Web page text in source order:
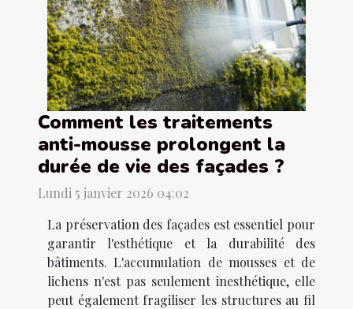
Comment les traitements
anti-mousse prolongent la
durée de vie des façades ?
Lundi 5 janvier 2026 04:02
La préservation des façades est essentiel pour
garantir l'esthétique et la durabilité des
bâtiments. L'accumulation de mousses et de
lichens n'est pas seulement inesthétique, elle
peut également fragiliser les structures au fil